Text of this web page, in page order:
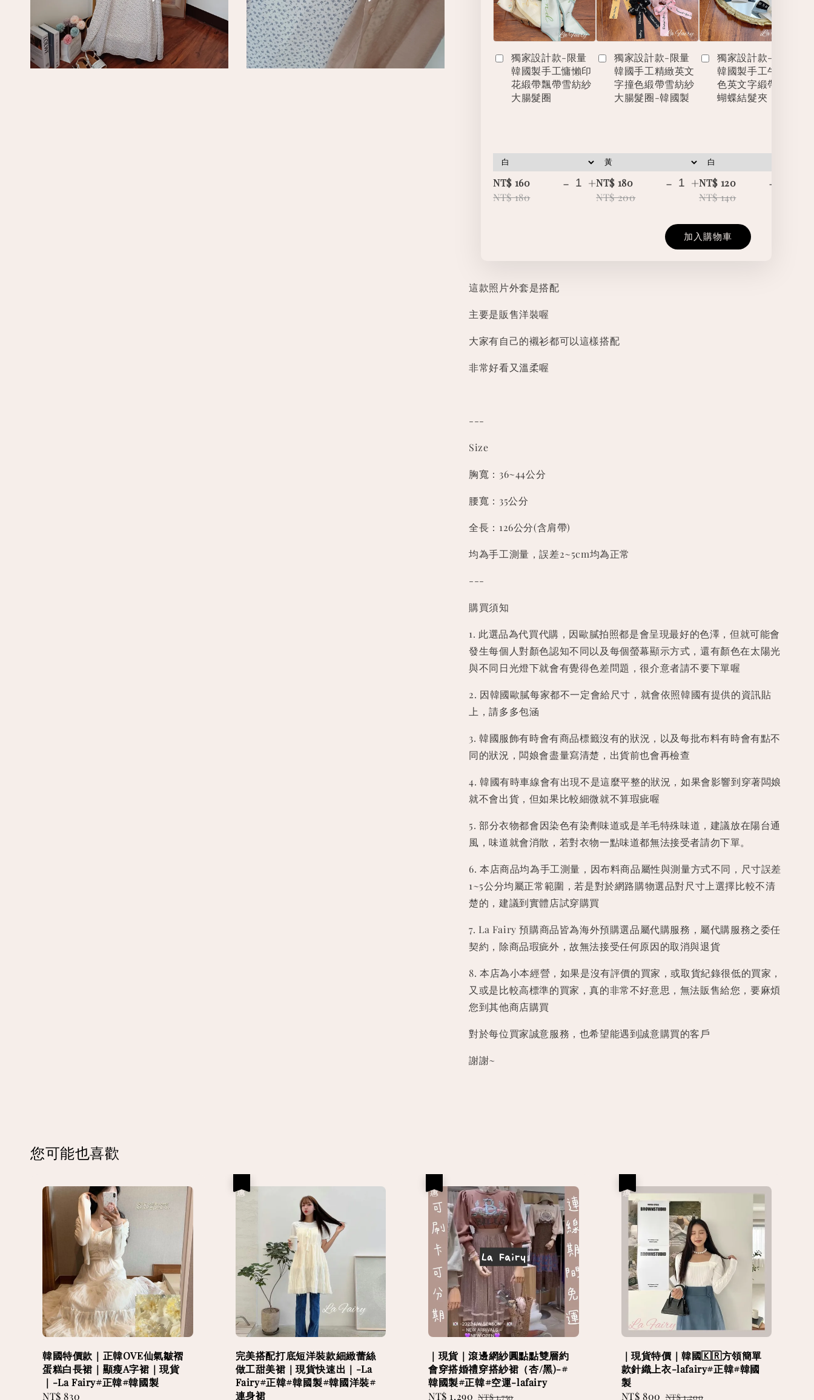
獨家設計款-限量
韓國製手工慵懶印
花緞帶飄帶雪紡紗
大腸髮圈
NT$ 160
NT$ 180
- +
獨家設計款-限量
韓國手工精緻英文
字撞色緞帶雪紡紗
大腸髮圈-韓國製
NT$ 180
NT$ 200
- +
獨家設計款-限量
韓國製手工牛仔撞
色英文字緞帶立體
蝴蝶結髮夾
NT$ 120
NT$ 140
-
加入購物車
這款照片外套是搭配
主要是販售洋裝喔
大家有自己的襯衫都可以這樣搭配
非常好看又溫柔喔
---
Size
胸寬：36~44公分
腰寬：35公分
全長：126公分(含肩帶)
均為手工測量，誤差2~5cm均為正常
---
購買須知
1. 此選品為代買代購，因歐膩拍照都是會呈現最好的色澤，但就可能會
發生每個人對顏色認知不同以及每個螢幕顯示方式，還有顏色在太陽光
與不同日光燈下就會有覺得色差問題，很介意者請不要下單喔
2. 因韓國歐膩每家都不一定會給尺寸，就會依照韓國有提供的資訊貼
上，請多多包涵
3. 韓國服飾有時會有商品標籤沒有的狀況，以及每批布料有時會有點不
同的狀況，闆娘會盡量寫清楚，出貨前也會再檢查
4. 韓國有時車線會有出現不是這麼平整的狀況，如果會影響到穿著闆娘
就不會出貨，但如果比較細微就不算瑕疵喔
5. 部分衣物都會因染色有染劑味道或是羊毛特殊味道，建議放在陽台通
風，味道就會消散，若對衣物一點味道都無法接受者請勿下單。
6. 本店商品均為手工測量，因布料商品屬性與測量方式不同，尺寸誤差
1~5公分均屬正常範圍，若是對於網路購物選品對尺寸上選擇比較不清
楚的，建議到實體店試穿購買
7. La Fairy 預購商品皆為海外預購選品屬代購服務，屬代購服務之委任
契約，除商品瑕疵外，故無法接受任何原因的取消與退貨
8. 本店為小本經營，如果是沒有評價的買家，或取貨紀錄很低的買家，
又或是比較高標準的買家，真的非常不好意思，無法販售給您，要麻煩
您到其他商店購買
對於每位買家誠意服務，也希望能遇到誠意購買的客戶
謝謝~
您可能也喜歡
韓國特價款｜正韓OVE仙氣皺褶
蛋糕白長裙｜顯瘦A字裙｜現貨
｜-La Fairy#正韓#韓國製
Regular
NT$ 830
完美搭配打底短洋裝款細緻蕾絲
做工甜美裙｜現貨快速出｜-La
Fairy#正韓#韓國製#韓國洋裝#
連身裙
｜現貨｜滾邊網紗圓點點雙層約
會穿搭婚禮穿搭紗裙（杏/黑)-#
韓國製#正韓#空運-lafairy
Sale
NT$ 1,290 Regular
NT$ 1,750
｜現貨特價｜韓國🇰🇷方領簡單
款針織上衣-lafairy#正韓#韓國
製
Sale
NT$ 800 Regular
NT$ 1,200